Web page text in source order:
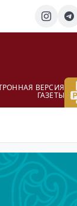
ВЕРСИЯ
ГАЗЕТЫ